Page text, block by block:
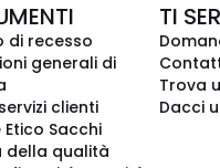
di recesso
generali di
clienti
Sacchi
della qualità
TI
Trova
Dacci